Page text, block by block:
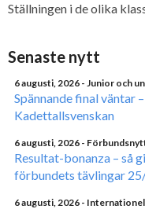
Ställningen i de olika
Senaste nytt
6 augusti, 2026 - Junior och
Spännande final väntar
Kadettallsvenskan
6 augusti, 2026 -
Resultat-bonanza – så
förbundets tävlingar
6 augusti, 2026 -